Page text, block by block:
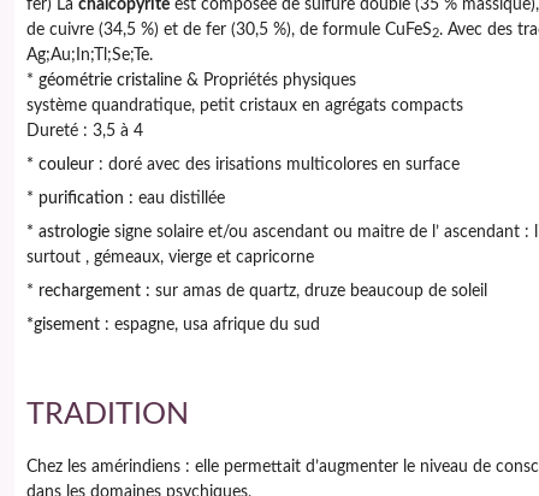
fer) Lachalcopyrite est composée de sulfure double (35 % massique),
de cuivre (34,5 %) et de fer (30,5 %), de formule CuFeS2. Avec des
Ag;Au;In;Tl;Se;Te.
* géométrie cristaline & Propriétés physiques
système quandratique, petit cristaux en agrégats compacts
Dureté : 3,5 à 4
* couleur : doré avec des irisations multicolores en surface
* purification :eau distillée
* astrologie signe solaire et/ou ascendant ou maitre de l’ ascendant :
surtout , gémeaux, vierge et capricorne
* rechargement :sur amas de quartz, druze beaucoup de soleil
*gisement : espagne, usa afrique du sud
TRADITION
Chez les amérindiens : elle permettait d’augmenter le niveau de
dans les domaines psychiques,